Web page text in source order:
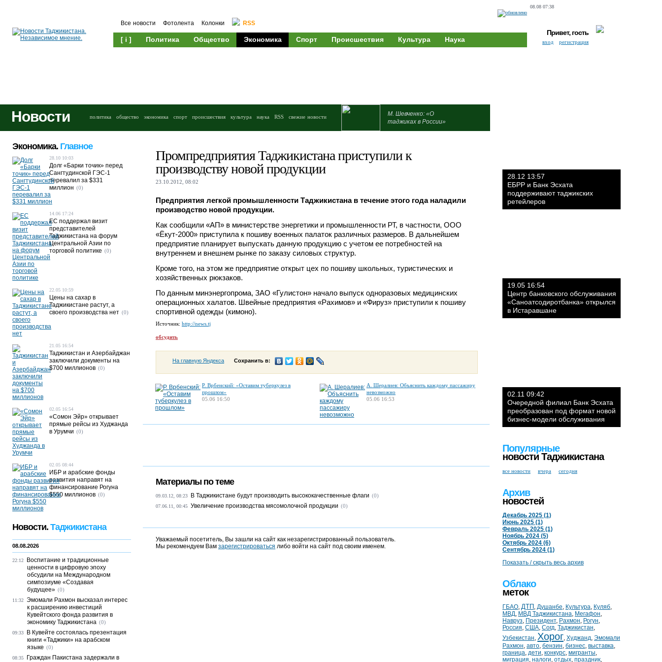
08.08 07:38
Все новости Фотолента Колонки RSS
[ i ] Политика Общество Экономика Спорт Происшествия Культура Наука
Привет, гость
вход регистрация
Новости политика общество экономика спорт происшествия культура наука RSS свежие новости
М. Шевченко: «О
таджиках в России»
Промпредприятия Таджикистана приступили к
производству новой продукции
23.10.2012, 08:02
Предприятия легкой промышленности Таджикистана в течение этого года наладили
производство новой продукции.
Как сообщили «АП» в министерстве энергетики и промышленности РТ, в частности, ООО
«Ёкут-2000» приступила к пошиву военных палаток различных размеров. В дальнейшем
предприятие планирует выпускать данную продукцию с учетом ее потребностей на
внутреннем и внешнем рынке по заказу силовых структур.
Кроме того, на этом же предприятие открыт цех по пошиву школьных, туристических и
хозяйственных рюкзаков.
По данным минэнергопрома, ЗАО «Гулистон» начало выпуск одноразовых медицинских
операционных халатов. Швейные предприятия «Рахимов» и «Фируз» приступили к пошиву
спортивной одежды (кимоно).
Источник: http://news.tj
обсудить
На главную Яндекса Сохранить в:
Р. Врбенский: «Оставим туберкулез в
прошлом»
05.06 16:50
А. Шералиев: Объяснить каждому пассажиру
невозможно
05.06 16:53
Материалы по теме
09.03.12, 08:23 В Таджикистане будут производить высококачественные флаги (0)
07.06.11, 00:45 Увеличение производства мясомолочной продукции (0)
Уважаемый посетитель, Вы зашли на сайт как незарегистрированный пользователь.
Мы рекомендуем Вам зарегистрироваться либо войти на сайт под своим именем.
Экономика. Главное
28.10 10:03
Долг «Барки точик» перед
Сангтудинской ГЭС-1
перевалил за $331
миллион (0)
14.06 17:24
ЕС поддержал визит
представителей
Таджикистана на форум
Центральной Азии по
торговой политике (0)
22.05 10:59
Цены на сахар в
Таджикистане растут, а
своего производства нет (0)
21.05 16:54
Таджикистан и Азербайджан
заключили документы на
$700 миллионов (0)
02.05 16:54
«Сомон Эйр» открывает
прямые рейсы из Худжанда
в Урумчи (0)
02.05 08:44
ИБР и арабские фонды
развития направят на
финансирование Рогуна
$550 миллионов (0)
Новости. Таджикистана
08.08.2026
22:12
Воспитание и традиционные
ценности в цифровую эпоху
обсудили на Международном
симпозиуме «Создавая
будущее» (0)
11:32 Эмомали Рахмон высказал интерес
к расширению инвестиций
Кувейтского фонда развития в
экономику Таджикистана (0)
09:33
В Кувейте состоялась презентация
книги «Таджики» на арабском
языке (0)
08:35
Граждан Пакистана задержали в
28.12 13:57
ЕБРР и Банк Эсхата
поддерживают таджикских
ретейлеров
19.05 16:54
Центр банковского обслуживания
«Саноатсодиротбанка» открылся
в Истаравшане
02.11 09:42
Очередной филиал Банк Эсхата
преобразован под формат новой
бизнес-модели обслуживания
Популярные
новости Таджикистана
все новости вчера сегодня
Архив
новостей
Декабрь 2025 (1)
Июнь 2025 (1)
Февраль 2025 (1)
Ноябрь 2024 (5)
Октябрь 2024 (6)
Сентябрь 2024 (1)
Показать / скрыть весь архив
Облако
меток
ГБАО, ДТП , Душанбе, Культура, Куляб,
МВД, МВД Таджикистана, Мегафон,
Навруз, Президент, Рахмон, Рогун,
Россия, США, Согд, Таджикистан,
Узбекистан, Хорог, Худжанд, Эмомали
Рахмон, авто, бензин, бизнес, выставка,
граница, дети, конкурс, мигранты,
миграция, налоги, отдых, праздник,